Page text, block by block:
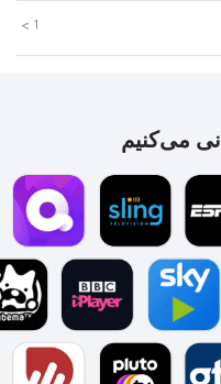
1
>
می‌کنیم